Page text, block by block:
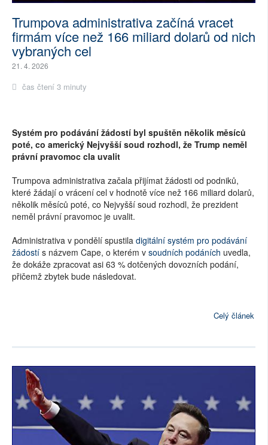
Trumpova administrativa začíná vracet
firmám více než 166 miliard dolarů od nich
vybraných cel
21. 4. 2026
čas čtení 3 minuty
Systém pro podávání žádostí byl spuštěn několik měsíců
poté, co americký Nejvyšší soud rozhodl, že Trump neměl
právní pravomoc cla uvalit
Trumpova administrativa začala přijímat žádosti od podniků,
které žádají o vrácení cel v hodnotě více než 166 miliard dolarů,
několik měsíců poté, co Nejvyšší soud rozhodl, že prezident
neměl právní pravomoc je uvalit.
Administrativa v pondělí spustila digitální systém pro podávání
žádostí s názvem Cape, o kterém v soudních podáních uvedla,
že dokáže zpracovat asi 63 % dotčených dovozních podání,
přičemž zbytek bude následovat.
Celý článek